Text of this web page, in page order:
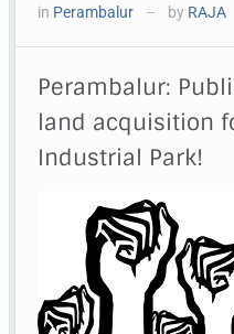
in Perambalur — by RAJA
Perambalur:
land acquisition
Industrial Park!